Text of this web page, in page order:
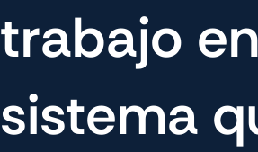
trabajo
sistema